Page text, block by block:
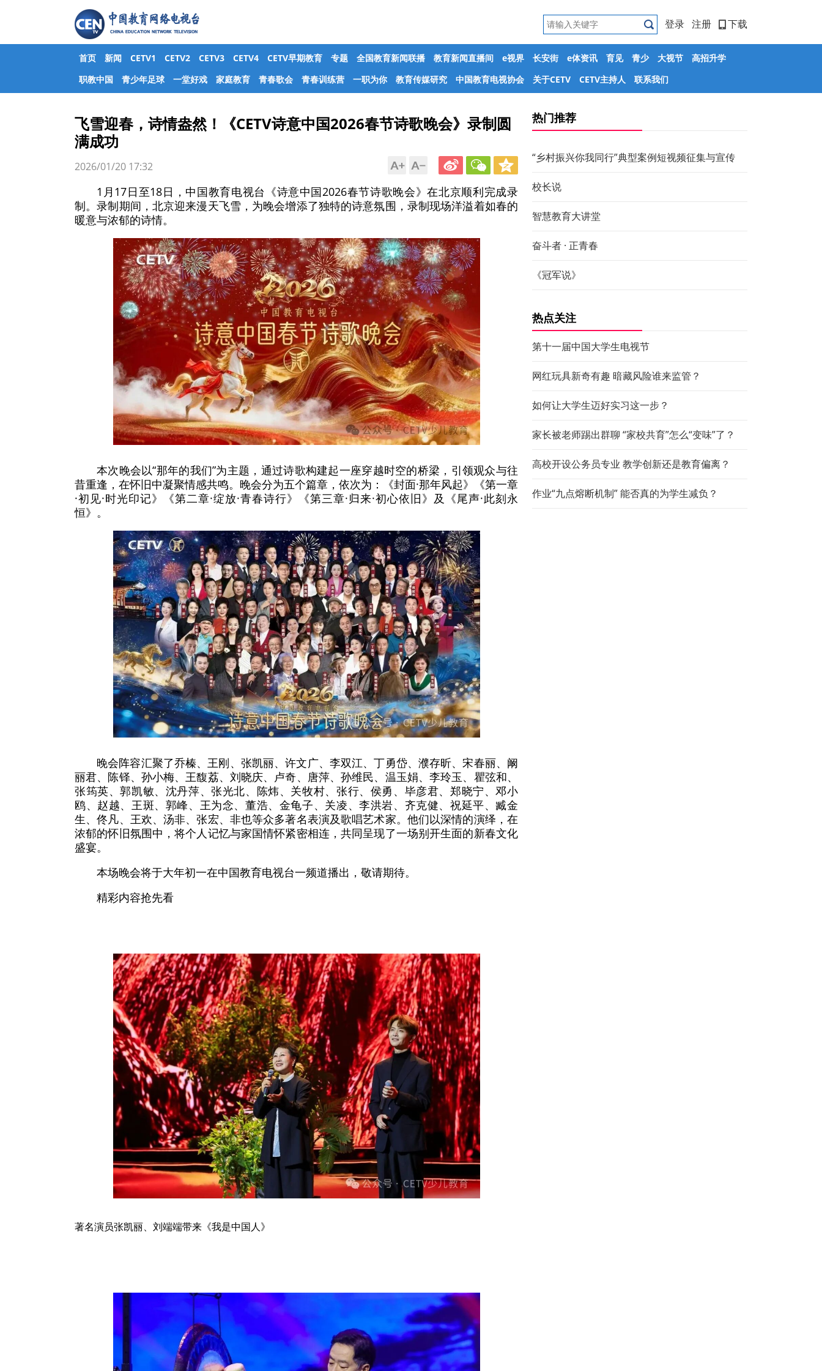
登录 注册 下载
首页 新闻 CETV1 CETV2 CETV3 CETV4 CETV早期教育 专题 全国教育新闻联播 教育新闻直播间 e视界 长安街 e体资讯 育见 青少 大视节
高招升学
职教中国
青少年足球 一堂好戏 家庭教育 青春歌会 青春训练营 一职为你 教育传媒研究 中国教育电视协会 关于CETV CETV主持人 联系我们
飞雪迎春，诗情盎然！《CETV诗意中国2026春节诗歌晚会》录制圆
满成功
2026/01/20 17:32
1月17日至18日，中国教育电视台《诗意中国2026春节诗歌晚会》在北京顺利完成录
制。录制期间，北京迎来漫天飞雪，为晚会增添了独特的诗意氛围，录制现场洋溢着如春的
暖意与浓郁的诗情。
本次晚会以“那年的我们”为主题，通过诗歌构建起一座穿越时空的桥梁，引领观众与往
昔重逢，在怀旧中凝聚情感共鸣。晚会分为五个篇章，依次为：《封面·那年风起》《第一章
·初见·时光印记》《第二章·绽放·青春诗行》《第三章·归来·初心依旧》及《尾声·此刻永
恒》。
晚会阵容汇聚了乔榛、王刚、张凯丽、许文广、李双江、丁勇岱、濮存昕、宋春丽、阚
丽君、陈铎、孙小梅、王馥荔、刘晓庆、卢奇、唐萍、孙维民、温玉娟、李玲玉、瞿弦和、
张筠英、郭凯敏、沈丹萍、张光北、陈炜、关牧村、张行、侯勇、毕彦君、郑晓宁、邓小
鸥、赵越、王斑、郭峰、王为念、董浩、金龟子、关凌、李洪岩、齐克健、祝延平、臧金
生、佟凡、王欢、汤非、张宏、非也等众多著名表演及歌唱艺术家。他们以深情的演绎，在
浓郁的怀旧氛围中，将个人记忆与家国情怀紧密相连，共同呈现了一场别开生面的新春文化
盛宴。
本场晚会将于大年初一在中国教育电视台一频道播出，敬请期待。
精彩内容抢先看
著名演员张凯丽、刘端端带来《我是中国人》
热门推荐
“乡村振兴你我同行”典型案例短视频征集与宣传
校长说
智慧教育大讲堂
奋斗者 · 正青春
《冠军说》
热点关注
第十一届中国大学生电视节
网红玩具新奇有趣 暗藏风险谁来监管？
如何让大学生迈好实习这一步？
家长被老师踢出群聊 “家校共育”怎么“变味”了？
高校开设公务员专业 教学创新还是教育偏离？
作业“九点熔断机制” 能否真的为学生减负？